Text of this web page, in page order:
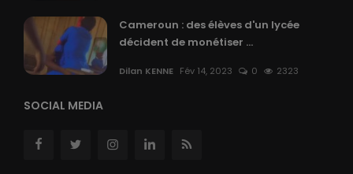
Cameroun : des élèves d'un lycée
décident de monétiser ...
Dilan KENNE Fév 14, 2023 0 2323
SOCIAL MEDIA